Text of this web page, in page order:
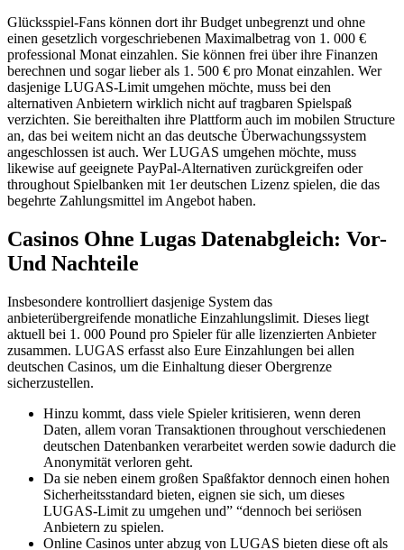
Glücksspiel-Fans können dort ihr Budget unbegrenzt und ohne
einen gesetzlich vorgeschriebenen Maximalbetrag von 1. 000 €
professional Monat einzahlen. Sie können frei über ihre Finanzen
berechnen und sogar lieber als 1. 500 € pro Monat einzahlen. Wer
dasjenige LUGAS-Limit umgehen möchte, muss bei den
alternativen Anbietern wirklich nicht auf tragbaren Spielspaß
verzichten. Sie bereithalten ihre Plattform auch im mobilen Structure
an, das bei weitem nicht an das deutsche Überwachungssystem
angeschlossen ist auch. Wer LUGAS umgehen möchte, muss
likewise auf geeignete PayPal-Alternativen zurückgreifen oder
throughout Spielbanken mit 1er deutschen Lizenz spielen, die das
begehrte Zahlungsmittel im Angebot haben.
Casinos Ohne Lugas Datenabgleich: Vor-
Und Nachteile
Insbesondere kontrolliert dasjenige System das
anbieterübergreifende monatliche Einzahlungslimit. Dieses liegt
aktuell bei 1. 000 Pound pro Spieler für alle lizenzierten Anbieter
zusammen. LUGAS erfasst also Eure Einzahlungen bei allen
deutschen Casinos, um die Einhaltung dieser Obergrenze
sicherzustellen.
Hinzu kommt, dass viele Spieler kritisieren, wenn deren
Daten, allem voran Transaktionen throughout verschiedenen
deutschen Datenbanken verarbeitet werden sowie dadurch die
Anonymität verloren geht.
Da sie neben einem großen Spaßfaktor dennoch einen hohen
Sicherheitsstandard bieten, eignen sie sich, um dieses
LUGAS-Limit zu umgehen und” “dennoch bei seriösen
Anbietern zu spielen.
Online Casinos unter abzug von LUGAS bieten diese oft als